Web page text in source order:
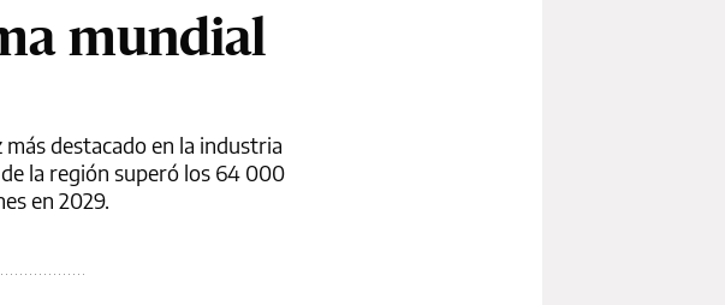
mundial
destacado en la industria
la región superó los 64 000
en 2029.